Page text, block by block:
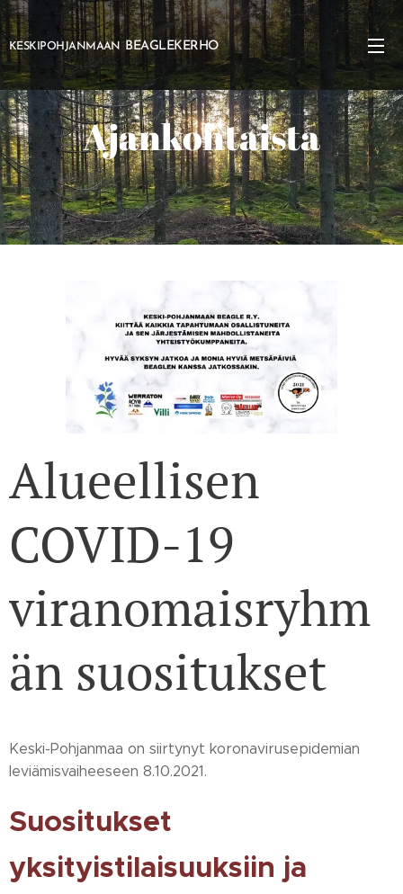
KESKIPOHJANMAAN BEAGLEKERHO
Ajankohtaista
Alueellisen
COVID-19
viranomaisryhm
än suositukset
Keski-Pohjanmaa on siirtynyt koronavirusepidemian
leviämisvaiheeseen 8.10.2021.
Suositukset
yksityistilaisuuksiin ja